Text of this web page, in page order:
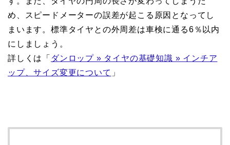
め、スピードメーターの誤差が起こる原因となってし
まいます。標準タイヤとの外周差は車検に通る6％以内
にしましょう。
詳しくは「 ダンロップ » タイヤの基礎知識 » インチア
ップ、サイズ変更について 」